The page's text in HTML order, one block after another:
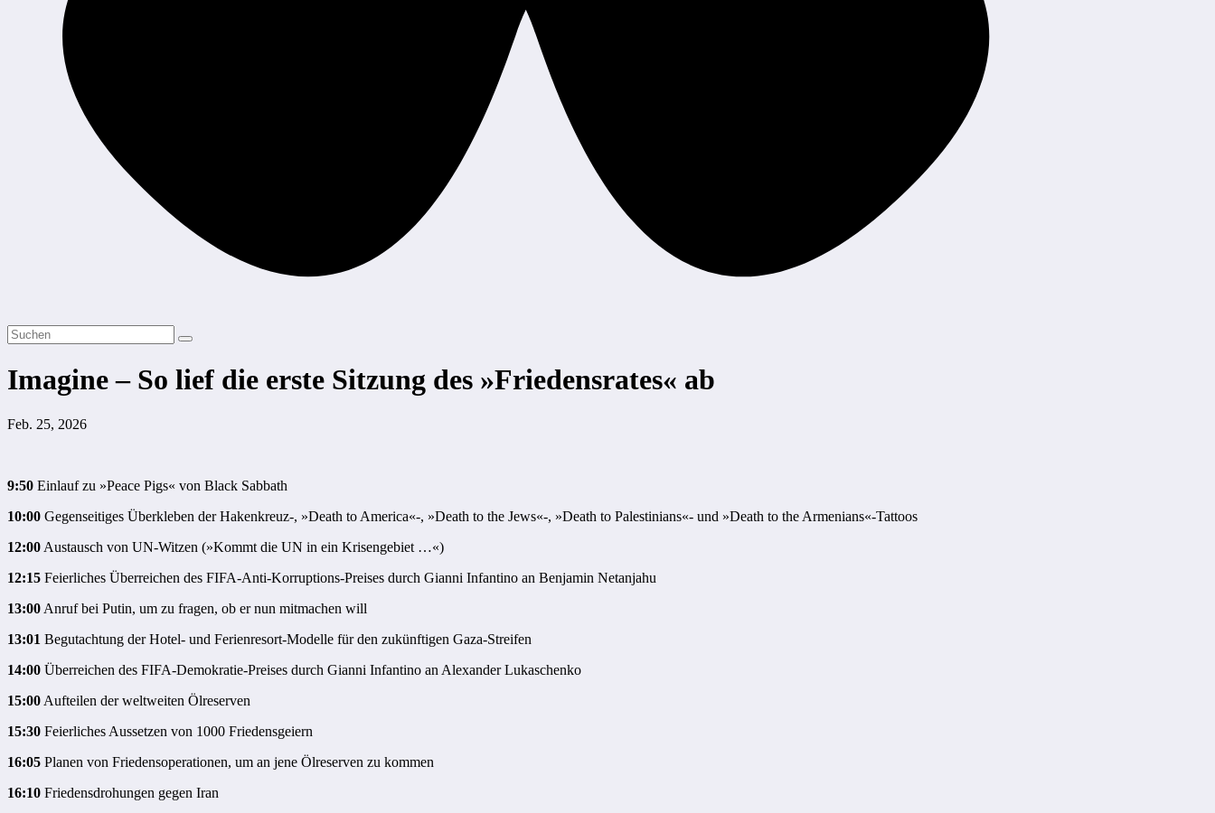
Imagine – So lief die erste Sitzung des »Friedensrates« ab
Feb. 25, 2026
9:50 Einlauf zu »Peace Pigs« von Black Sabbath
10:00 Gegenseitiges Überkleben der Hakenkreuz-, »Death to America«-, »Death to the Jews«-, »Death to Palestinians«- und »Death to the Armenians«-Tattoos
12:00 Austausch von UN-Witzen (»Kommt die UN in ein Krisengebiet …«)
12:15 Feierliches Überreichen des FIFA-Anti-Korruptions-Preises durch Gianni Infantino an Benjamin Netanjahu
13:00 Anruf bei Putin, um zu fragen, ob er nun mitmachen will
13:01 Begutachtung der Hotel- und Ferienresort-Modelle für den zukünftigen Gaza-Streifen
14:00 Überreichen des FIFA-Demokratie-Preises durch Gianni Infantino an Alexander Lukaschenko
15:00 Aufteilen der weltweiten Ölreserven
15:30 Feierliches Aussetzen von 1000 Friedensgeiern
16:05 Planen von Friedensoperationen, um an jene Ölreserven zu kommen
16:10 Friedensdrohungen gegen Iran